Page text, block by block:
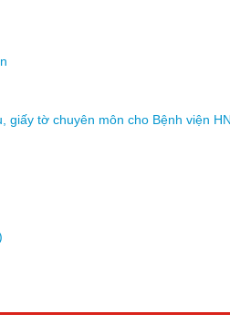
giấy tờ chuyên môn cho Bệnh viện